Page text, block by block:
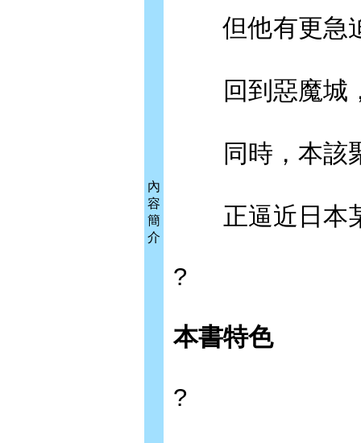
內
容
簡
介
但他有更急
回到惡魔城，
同時，本該聚
正逼近日本
?
本書特色
?